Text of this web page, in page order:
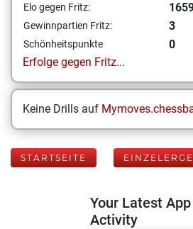
Elo gegen Fritz:
Gewinnpartien Fritz: 3
Schönheitspunkte
0
Erfolge gegen Fritz...
Keine Drills auf
STARTSEITE
Your Latest App
Activity